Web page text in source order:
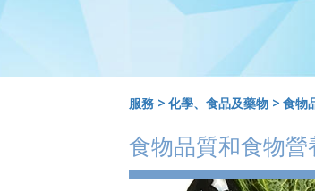
服務 > 化學、食品及藥物 > 食物
食物品質和食物營